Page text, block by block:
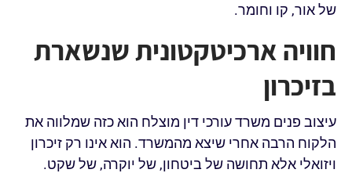
של אור, קו וחומר.
חוויה ארכיטקטונית שנשארת
בזיכרון
עיצוב פנים משרד עורכי דין מוצלח הוא כזה שמלווה את
הלקוח הרבה אחרי שיצא מהמשרד. הוא אינו רק זיכרון
ויזואלי אלא תחושה של ביטחון, של יוקרה, של שקט.